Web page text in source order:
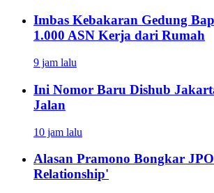
Imbas Kebakaran Gedung
1.000 ASN Kerja dari Rumah
9 jam lalu
Ini Nomor Baru Dishub
Jalan
10 jam lalu
Alasan Pramono Bongkar
Relationship'